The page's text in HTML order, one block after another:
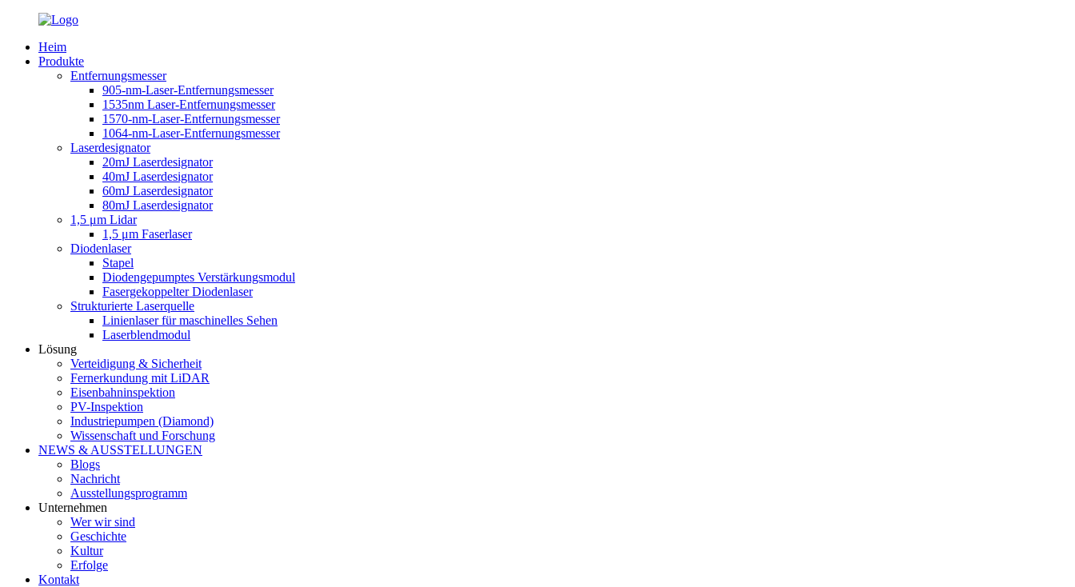
Heim
Produkte
Entfernungsmesser
905-nm-Laser-Entfernungsmesser
1535nm Laser-Entfernungsmesser
1570-nm-Laser-Entfernungsmesser
1064-nm-Laser-Entfernungsmesser
Laserdesignator
20mJ Laserdesignator
40mJ Laserdesignator
60mJ Laserdesignator
80mJ Laserdesignator
1,5 μm Lidar
1,5 μm Faserlaser
Diodenlaser
Stapel
Diodengepumptes Verstärkungsmodul
Fasergekoppelter Diodenlaser
Strukturierte Laserquelle
Linienlaser für maschinelles Sehen
Laserblendmodul
Lösung
Verteidigung & Sicherheit
Fernerkundung mit LiDAR
Eisenbahninspektion
PV-Inspektion
Industriepumpen (Diamond)
Wissenschaft und Forschung
NEWS & AUSSTELLUNGEN
Blogs
Nachricht
Ausstellungsprogramm
Unternehmen
Wer wir sind
Geschichte
Kultur
Erfolge
Kontakt